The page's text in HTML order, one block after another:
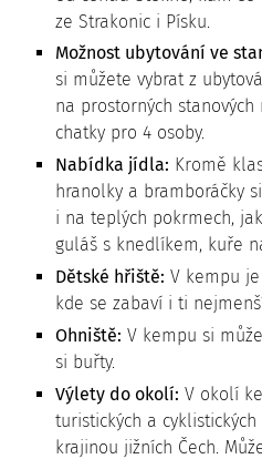
ze Strakonic i Písku.
Možnost ubytování ve
si můžete vybrat z
na prostorných
chatky pro 4 osoby.
Nabídka jídla: Kromě
hranolky a bramboráčky
i na teplých pokrmech,
guláš s knedlíkem, kuře
Dětské hřiště: V kempu
kde se zabaví i ti
Ohniště: V kempu si
si buřty.
Výlety do okolí: V okolí
turistických a
krajinou jižních Čech.